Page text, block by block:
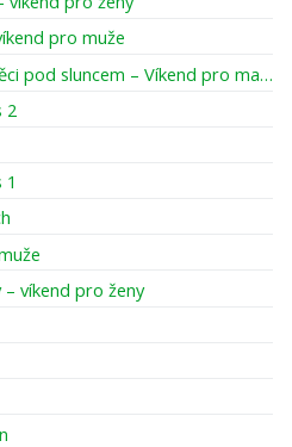
pro muže
2013-03-16 O nejvzácnější věci pod sluncem – Víkend pro maminky a dcery
2
víkend pro ženy